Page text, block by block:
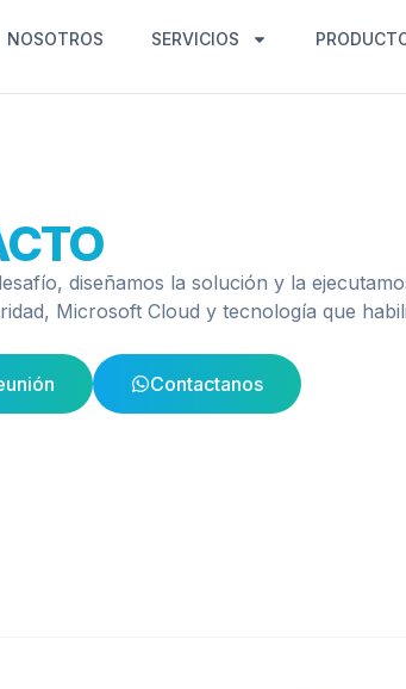
NOSOTROS SERVICIOS
diseñamos la solución y la
Microsoft Cloud y tecnología que
Contactanos